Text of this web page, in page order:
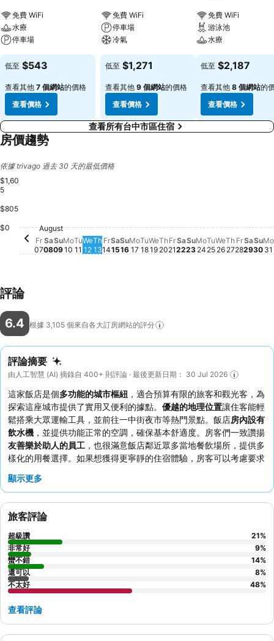
免費 WiFi
水療
停車場
低至 $543
查看其他 7 個網站的價格
查看價格
免費 WiFi
停車場
冷氣
低至 $1,271
查看其他 9 個網站的價格
查看價格
免費 WiFi
游泳池
水療
低至 $2,187
查看其他 8 個網站的
查看價格
查看所有台中市區住宿
房價趨勢
依據 trivago 過去 30 天的最低價格
$1,60
5
$805
$0 Friday, August 07
$655
August
Fr
07
Sa
08
Sunday, August 09
$611
Su
09
Monday, August 10
$609
Mo
10
Tuesday, August 11
$612
Tu
11
Wednesday, August 12
$613
We
12
Thursday, August 13
$580
Th
13
Friday, August 14
$661
Fr
14
Sa
15
Sunday, August 16
$603
Su
16
Monday, August 17
$620
Mo
17
Tuesday, August 18
$618
Tu
18
Wednesday, August 19
$633
We
19
Thursday, August 20
$618
Th
20
Friday, August 21
$649
Fr
21
Sa
22
Sunday, August
$584
Su
23
Monday,
$613
Mo
24
Tuesday,
$633
Tu
25
$615
We
26
$630
Th
27
Friday,
$655
Fr
28
Sa
29
Su
30
Mo
31
評論
6.4 根據 3,105 個來自各大訂房網站的評分
評論摘要
由人工智慧 (AI) 摘錄自 400+ 則評論 · 最後更新日期： 30 Jul 2026
這家飯店是個多功能的城市樞紐 ，適合預算有限的旅客和觀光客，為
探索這座城市提供了實用又便利的據點。 優越的地理位置讓住客能輕
鬆搭乘大眾運輸工具，並前往一中街夜市等熱門景點。飯店房內設有
飲水機 ，並提供功能正常的空調，確保基本舒適度。房客們一致讚揚
友善樂於助人的員工 ，也很滿意飯店鄰近眾多當地餐飲場所，提供多
樣化的用餐選擇。如果想獲得更寧靜的住宿體驗，房客可以考慮要求
顯示更多
旅客評論
超級讚 21%
非常好
9%
蠻不錯
14%
還可以
8%
不太好
48%
查看評論